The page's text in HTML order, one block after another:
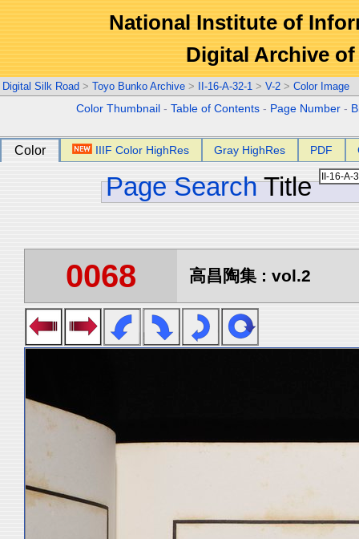
National Institute of
Digital Archive
Digital Silk Road > Toyo Bunko Archive > II-16-A-32-1 > V-2 > Color Image
Color Thumbnail -Table of Contents - Page Number -
Color IIIF Color HighRes Gray HighRes PDF
Page Search Title
0068 高昌陶集 : vol.2